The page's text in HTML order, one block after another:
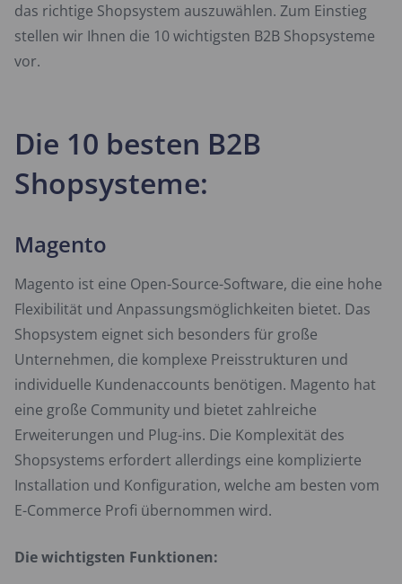
das richtige Shopsystem auszuwählen. Zum Einstieg
stellen wir Ihnen die 10 wichtigsten B2B Shopsysteme
vor.
Die 10 besten B2B
Shopsysteme:
Magento
Magento ist eine Open-Source-Software, die eine hohe
Flexibilität und Anpassungsmöglichkeiten bietet. Das
Shopsystem eignet sich besonders für große
Unternehmen, die komplexe Preisstrukturen und
individuelle Kundenaccounts benötigen. Magento hat
eine große Community und bietet zahlreiche
Erweiterungen und Plug-ins. Die Komplexität des
Shopsystems erfordert allerdings eine komplizierte
Installation und Konfiguration, welche am besten vom
E-Commerce Profi übernommen wird.
Die wichtigsten Funktionen: